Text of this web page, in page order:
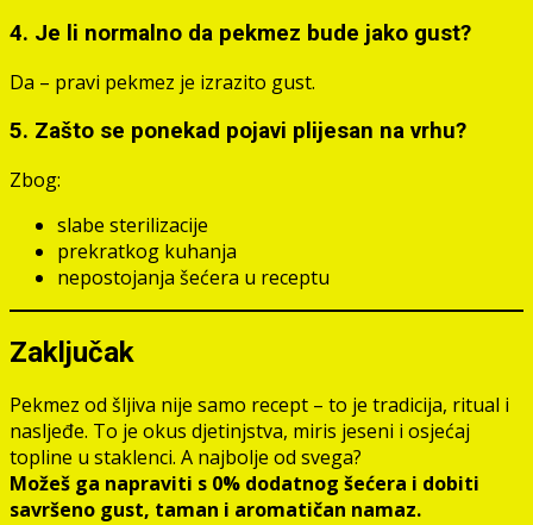
4. Je li normalno da pekmez bude jako gust?
Da – pravi pekmez je izrazito gust.
5. Zašto se ponekad pojavi plijesan na vrhu?
Zbog:
slabe sterilizacije
prekratkog kuhanja
nepostojanja šećera u receptu
Zaključak
Pekmez od šljiva nije samo recept – to je tradicija, ritual i
nasljeđe. To je okus djetinjstva, miris jeseni i osjećaj
topline u staklenci. A najbolje od svega?
Možeš ga napraviti s 0% dodatnog šećera i dobiti
savršeno gust, taman i aromatičan namaz.